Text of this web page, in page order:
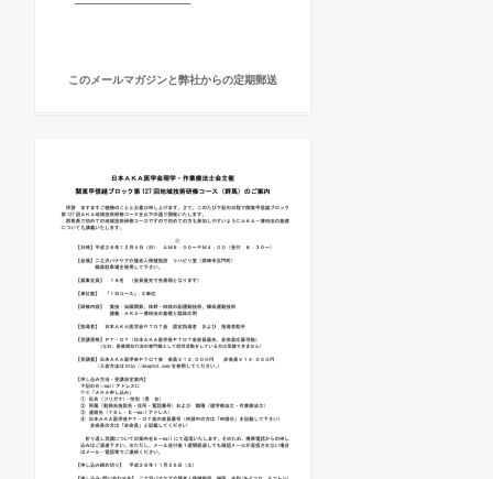
このメールマガジンと弊社からの定期郵送